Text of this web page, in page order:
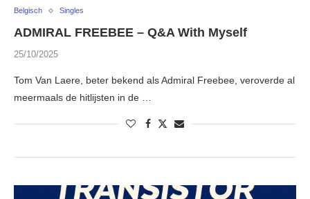
Belgisch Singles
ADMIRAL FREEBEE – Q&A With Myself
25/10/2025
Tom Van Laere, beter bekend als Admiral Freebee, veroverde al
meermaals de hitlijsten in de …